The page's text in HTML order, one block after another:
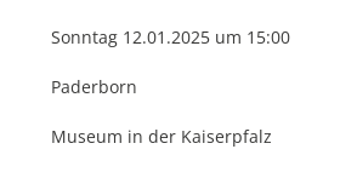
Sonntag 12.01.2025 um 15:00
Paderborn
Museum in der Kaiserpfalz